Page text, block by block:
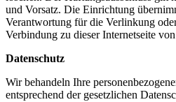
und Vorsatz. Die Einrichtung
Verantwortung für die Verlinkung
Verbindung zu dieser Internetseite
Datenschutz
Wir behandeln Ihre
entsprechend der gesetzlichen